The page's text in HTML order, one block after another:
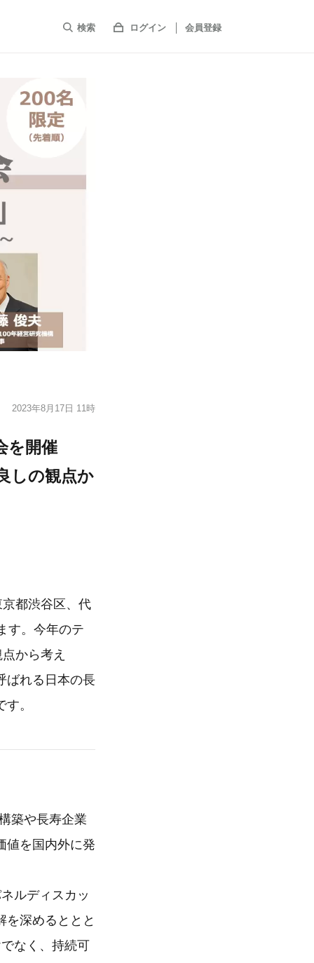
検索 ログイン 会員登録
2023年8月17日 11時
を開催
しの観点か
都渋谷区、代
す。今年のテ
から考え
ばれる日本の長
。
築や長寿企業
値を国内外に発
ルディスカッ
を深めるととと
なく、持続可